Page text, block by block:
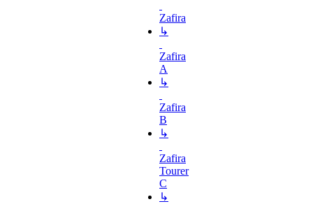
Zafira
↳
Zafira
A
↳
Zafira
B
↳
Zafira
Tourer
C
↳